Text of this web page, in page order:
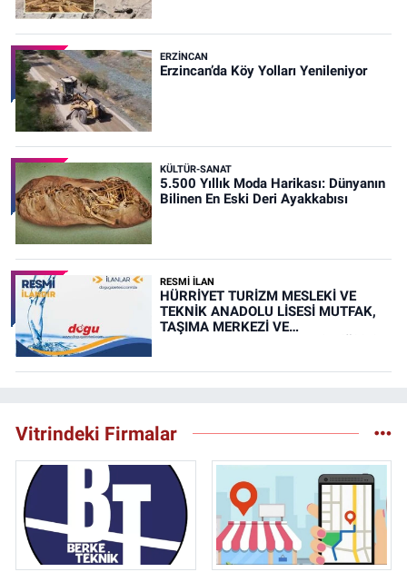
ERZINCAN
Erzincan’da Köy Yolları Yenileniyor
KÜLTÜR-SANAT
5.500 Yıllık Moda Harikası: Dünyanın
Bilinen En Eski Deri Ayakkabısı
RESMİ İLAN
HÜRRİYET TURİZM MESLEKİ VE
TEKNİK ANADOLU LİSESİ MUTFAK,
TAŞIMA MERKEZİ VE
Vitrindeki Firmalar